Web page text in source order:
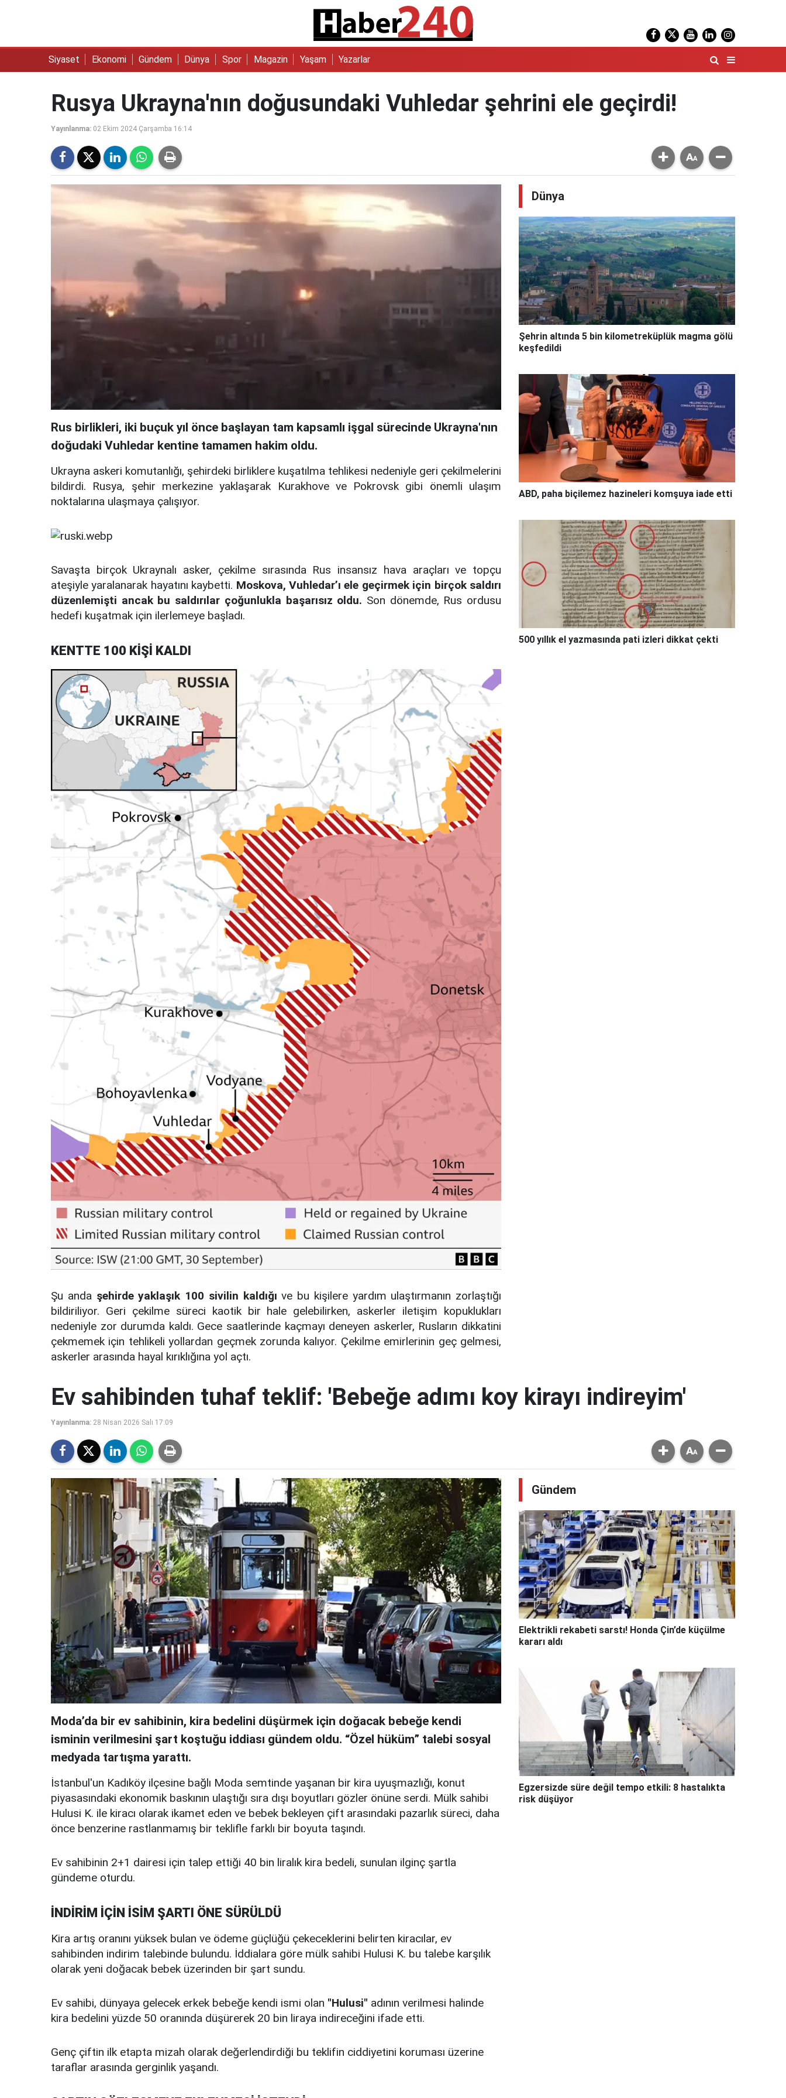
Siyaset Ekonomi Gündem Dünya Spor Magazin Yaşam Yazarlar
Rusya Ukrayna'nın doğusundaki Vuhledar şehrini ele geçirdi!
Yayınlanma: 02 Ekim 2024 Çarşamba 16:14
Rus birlikleri, iki buçuk yıl önce başlayan tam kapsamlı işgal sürecinde Ukrayna'nın
doğudaki Vuhledar kentine tamamen hakim oldu.
Ukrayna askeri komutanlığı, şehirdeki birliklere kuşatılma tehlikesi nedeniyle geri çekilmelerini
bildirdi. Rusya, şehir merkezine yaklaşarak Kurakhove ve Pokrovsk gibi önemli ulaşım
noktalarına ulaşmaya çalışıyor.
Savaşta birçok Ukraynalı asker, çekilme sırasında Rus insansız hava araçları ve topçu
ateşiyle yaralanarak hayatını kaybetti. Moskova, Vuhledar’ı ele geçirmek için birçok saldırı
düzenlemişti ancak bu saldırılar çoğunlukla başarısız oldu. Son dönemde, Rus ordusu
hedefi kuşatmak için ilerlemeye başladı.
KENTTE 100 KİŞİ KALDI
Şu anda şehirde yaklaşık 100 sivilin kaldığı ve bu kişilere yardım ulaştırmanın zorlaştığı
bildiriliyor. Geri çekilme süreci kaotik bir hale gelebilirken, askerler iletişim kopuklukları
nedeniyle zor durumda kaldı. Gece saatlerinde kaçmayı deneyen askerler, Rusların dikkatini
çekmemek için tehlikeli yollardan geçmek zorunda kalıyor. Çekilme emirlerinin geç gelmesi,
askerler arasında hayal kırıklığına yol açtı.
Dünya
Şehrin altında 5 bin kilometreküplük magma gölü
keşfedildi
ABD, paha biçilemez hazineleri komşuya iade etti
500 yıllık el yazmasında pati izleri dikkat çekti
Ev sahibinden tuhaf teklif: 'Bebeğe adımı koy kirayı indireyim'
Yayınlanma: 28 Nisan 2026 Salı 17:09
Moda’da bir ev sahibinin, kira bedelini düşürmek için doğacak bebeğe kendi
isminin verilmesini şart koştuğu iddiası gündem oldu. “Özel hüküm” talebi sosyal
medyada tartışma yarattı.
İstanbul'un Kadıköy ilçesine bağlı Moda semtinde yaşanan bir kira uyuşmazlığı, konut
piyasasındaki ekonomik baskının ulaştığı sıra dışı boyutları gözler önüne serdi. Mülk sahibi
Hulusi K. ile kiracı olarak ikamet eden ve bebek bekleyen çift arasındaki pazarlık süreci, daha
önce benzerine rastlanmamış bir teklifle farklı bir boyuta taşındı.
Ev sahibinin 2+1 dairesi için talep ettiği 40 bin liralık kira bedeli, sunulan ilginç şartla
gündeme oturdu.
İNDİRİM İÇİN İSİM ŞARTI ÖNE SÜRÜLDÜ
Kira artış oranını yüksek bulan ve ödeme güçlüğü çekeceklerini belirten kiracılar, ev
sahibinden indirim talebinde bulundu. İddialara göre mülk sahibi Hulusi K. bu talebe karşılık
olarak yeni doğacak bebek üzerinden bir şart sundu.
Ev sahibi, dünyaya gelecek erkek bebeğe kendi ismi olan "Hulusi" adının verilmesi halinde
kira bedelini yüzde 50 oranında düşürerek 20 bin liraya indireceğini ifade etti.
Genç çiftin ilk etapta mizah olarak değerlendirdiği bu teklifin ciddiyetini koruması üzerine
taraflar arasında gerginlik yaşandı.
Gündem
Elektrikli rekabeti sarstı! Honda Çin’de küçülme
kararı aldı
Egzersizde süre değil tempo etkili: 8 hastalıkta
risk düşüyor